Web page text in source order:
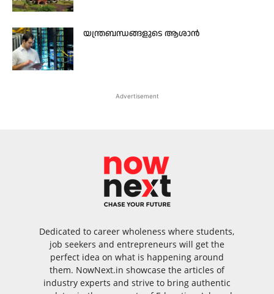
യന്ത്രബന്ധങ്ങളുടെ ആശാൻ
Advertisement
Dedicated to career wholeness where students,
job seekers and entrepreneurs will get the
perfect idea on what is happening around
them. NowNext.in showcase the articles of
industry experts and strive to bring authentic